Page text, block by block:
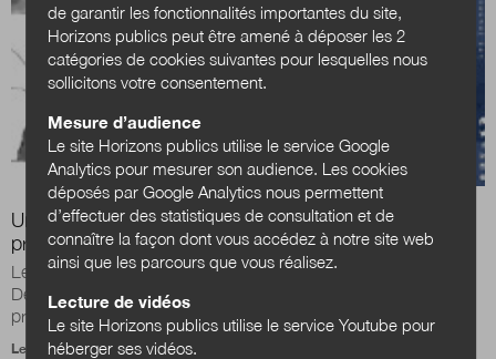
Une mission dont vous êtes le héros :gamifier la
prospective de défense
Les anciens auditeurs de l’Institut des Hautes études de
Défense nationale (IHEDN), nommés « Jeunes IHEDN »,
première association européenne de...
Le 24 octobre 2021
de garantir les fonctionnalités importantes du site,
Horizons publics peut être amené à déposer les 2
catégories de cookies suivantes pour lesquelles nous
sollicitons votre consentement.
Mesure d’audience
Le site Horizons publics utilise le service Google
Analytics pour mesurer son audience. Les cookies
déposés par Google Analytics nous permettent
d’effectuer des statistiques de consultation et de
connaître la façon dont vous accédez à notre site web
ainsi que les parcours que vous réalisez.
Lecture de vidéos
Le site Horizons publics utilise le service Youtube pour
héberger ses vidéos.